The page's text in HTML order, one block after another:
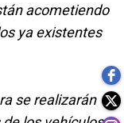
acometiendo
ya existentes
se realizarán